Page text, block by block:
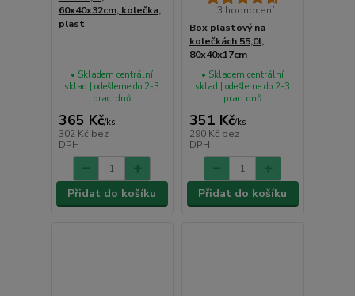
60x40x32cm, kolečka,
plast
365 Kč/ks
302 Kč bez
DPH
• Skladem centrální
sklad | odešleme do 2-3
prac. dnů
Přidat do košíku
3 hodnocení
Box plastový na
kolečkách 55,0l,
80x40x17cm
351 Kč/ks
290 Kč bez
DPH
• Skladem centrální
sklad | odešleme do 2-3
prac. dnů
Přidat do košíku